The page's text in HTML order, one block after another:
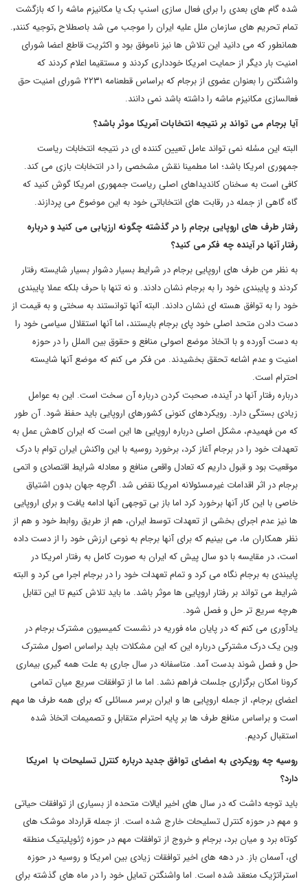
شده گام های بعدی را برای فعال سازی اسنپ بک یا مکانیزم ماشه را که بازگشت
تمام تحریم های سازمان ملل علیه ایران را موجب می شد باصطلاح ٬توجیه کنند٬.
همانطور که می دانید این تلاش ها نیز ناموفق بود و اکثریت قاطع اعضا شورای
امنیت بار دیگر از حمایت امریکا خودداری کردند و مستقیما اعلام کردند که
واشنگتن را بعنوان عضوی از برجام که براساس قطعنامه ۲۲۳۱ شورای امنیت حق
فعالسازی مکانیزم ماشه را داشته باشد نمی دانند.
آیا برجام می تواند بر نتیجه انتخابات آمریکا موثر باشد؟
البته این مسٔله نمی تواند عامل تعیین کننده ای در نتیجه انتخابات ریاست
جمهوری امریکا باشد؛ اما مطمینا نقش مشخصی را در انتخابات بازی می کند.
کافی است به سخنان کاندیداهای اصلی ریاست جمهوری امریکا گوش کنید که
گاه گاهی از جمله در رقابت های انتخاباتی خود به این موضوع می پردازند.
رفتار طرف های اروپایی برجام را در گذشته چگونه ارزیابی می کنید و درباره
رفتار آنها در آینده چه فکر می کنید؟
به نظر من طرف های اروپایی برجام در شرایط بسیار دشوار بسیار شایسته رفتار
کردند و پایبندی خود را به برجام نشان دادند. و نه تنها با حرف بلکه عملا پایبندی
خود را به توافق هسته ای نشان دادند. البته آنها توانستند به سختی و به قیمت از
دست دادن متحد اصلی خود پای برجام بایستند، اما آنها استقلال سیاسی خود را
به دست آورده و با اتخاذ موضع اصولی منافع و حقوق بین الملل را در حوزه
امنیت و عدم اشاعه تحقق بخشیدند. من فکر می کنم که موضع آنها شایسته
احترام است.
درباره رفتار آنها در آینده، صحبت کردن درباره آن سخت است. این به عوامل
زیادی بستگی دارد. رویکردهای کنونی کشورهای اروپایی باید حفظ شود. آن طور
که من فهمیدم، مشکل اصلی درباره اروپایی ها این است که ایران کاهش عمل به
تعهدات خود را در برجام آغاز کرد، برخورد روسیه با این واکنش ایران توام با درک
موقعیت بود و قبول داریم که تعادل واقعی منافع و معادله شرایط اقتصادی و اتمی
برجام در اثر اقدامات غیرمسئولانه امریکا نقض شد. اگرچه جهان بدون اشتیاق
خاصی با این کار آنها برخورد کرد اما باز بی توجهی آنها ادامه یافت و برای اروپایی
ها نیز عدم اجرای بخشی از تعهدات توسط ایران، ‌هم از طریق روابط خود و هم از
نظر همکاران ما، ‌می بینیم که برای آنها برجام به نوعی ارزش خود را از دست داده
است، در مقایسه با دو سال پیش که ایران به صورت کامل به رفتار امریکا در
پایبندی به برجام نگاه می کرد و تمام تعهدات خود را در برجام اجرا می کرد و البته
شرایط می تواند بر رفتار اروپایی ها موثر باشد. ما باید تلاش کنیم تا این تقابل
هرچه سریع تر حل و فصل شود.
یادآوری می کنم که در پایان ماه فوریه در نشست کمیسیون مشترک برجام در
وین یک درک مشترکی درباره این که این مشکلات باید براساس اصول مشترک
حل و فصل شوند بدست آمد. متاسفانه در سال جاری به علت همه گیری بیماری
کرونا امکان برگزاری جلسات فراهم نشد. اما ما از توافقات سریع میان تمامی
اعضای برجام، از جمله اروپایی ها و ایران برسر مسائلی که برای همه طرف ها مهم
است و براساس منافع طرف ها بر پایه احترام متقابل و تصمیمات اتخاذ شده
استقبال کردیم.
روسیه چه رویکردی به امضای توافق جدید درباره کنترل تسلیحات با امریکا
دارد؟
باید توجه داشت که در سال های اخیر ایالات متحده از بسیاری از توافقات حیاتی
و مهم در حوزه کنترل تسلیحات خارج شده است. از جمله قرارداد موشک های
کوتاه برد و میان برد، برجام و خروج از توافقات مهم در حوزه ژئوپلیتیک منطقه
ای، آسمان باز. در دهه های اخیر توافقات زیادی بین امریکا و روسیه در حوزه
استراتژیک منعقد شده است. اما واشنگتن تمایل خود را در ماه های گذشته برای